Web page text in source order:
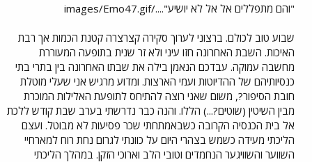
"והם מתפללים אל אל לא יושיע"..../images/Emo47.gif
שבוע טוב לכולם. ברצוני לערוך סקירה קצרצרה קטנת הכמות אך רבת
האיכות. השבת האחרונה חזו עיני ולא זר שנית בתופעה המעוררת
מחשבה עמוקה. עבדכם הנאמן בילה את שבתו האחרונה בין בתרי בתי
כנסיותיהם של ההדיוטות ועמי הארצות. ומדוע מרגיש אני שעלי מוטלת
חובת הסיפור?, משום שאני רוצה להתיחס לתופעת האלילות המוכרת
מבין השיטין (שוטים?...) הללו. והנה כבר נדרשתי בערב שבת קודש ללכת
אל בית הכנסיה הקרובה כשבאמתחתי שכר פסיעות לא מבוטל. ועצם
הליכתי מעידה כשמש בצהרי היום על כוונתי לגרום נחת רוח למארחיי
השווער והשוויגער הנחמדים וטובי הלב וארוכי הזקן. במהלך הליכתי